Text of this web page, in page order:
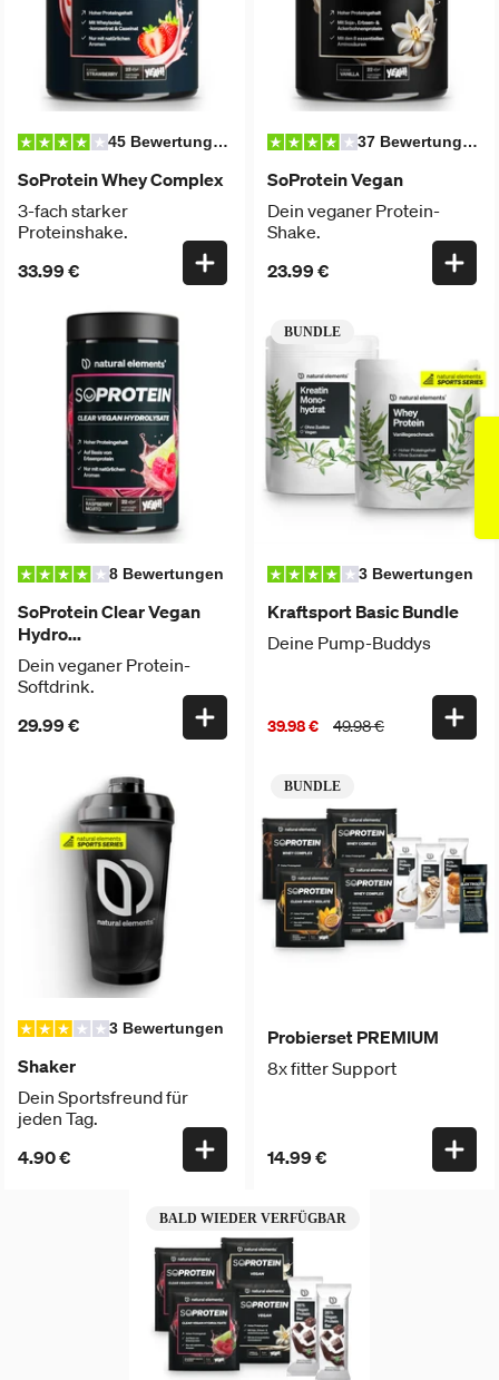
45 Bewertungen
SoProtein Whey Complex
3-fach starker
Proteinshake.
33.99 €
37 Bewertungen
SoProtein Vegan
Dein veganer Protein-
Shake.
23.99 €
8 Bewertungen
SoProtein Clear Vegan
Hydro...
Dein veganer Protein-
Softdrink.
29.99 €
BUNDLE
3 Bewertungen
Kraftsport Basic Bundle
Deine Pump-Buddys
39.98 € 49.98 €
3 Bewertungen
Shaker
Dein Sportsfreund für
jeden Tag.
4.90 €
BUNDLE
Probierset PREMIUM
8x fitter Support
14.99 €
BALD WIEDER VERFÜGBAR